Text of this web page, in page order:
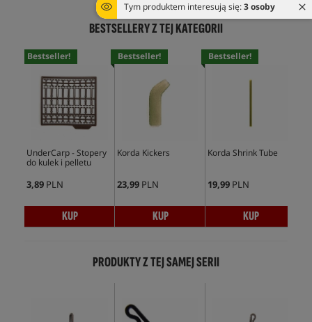
Tym produktem interesują się:3 osoby
BESTSELLERY Z TEJ KATEGORII
Bestseller!
UnderCarp - Stopery
do kulek i pelletu
3,89 PLN
KUP
Bestseller!
Korda Kickers
23,99 PLN
KUP
Bestseller!
Korda Shrink Tube
19,99 PLN
KUP
PRODUKTY Z TEJ SAMEJ SERII